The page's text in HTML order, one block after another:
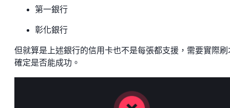
第一銀行
彰化銀行
但就算是上述銀行的信用卡也不是每張都支援，需要實際刷
確定是否能成功。